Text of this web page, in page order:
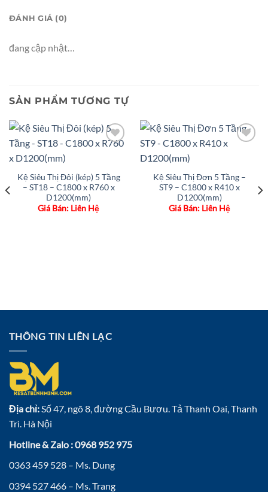
ĐÁNH GIÁ (0)
đang cập nhật…
SẢN PHẨM TƯƠNG TỰ
Kệ Siêu Thị Đôi (kép) 5 Tầng
– ST18 – C1800 x R760 x
D1200(mm)
Giá Bán: Liên Hệ
Kệ Siêu Thị Đơn 5 Tầng –
ST9 – C1800 x R410 x
D1200(mm)
Giá Bán: Liên Hệ
THÔNG TIN LIÊN LẠC
Địa chỉ:Số 47, ngõ 8, đường Cầu Bươu. Tả Thanh Oai, Thanh
Trì. Hà Nội
Hotline & Zalo : 0968 952 975
0363 459 528 – Ms. Dung
0394 527 466 – Ms. Trang